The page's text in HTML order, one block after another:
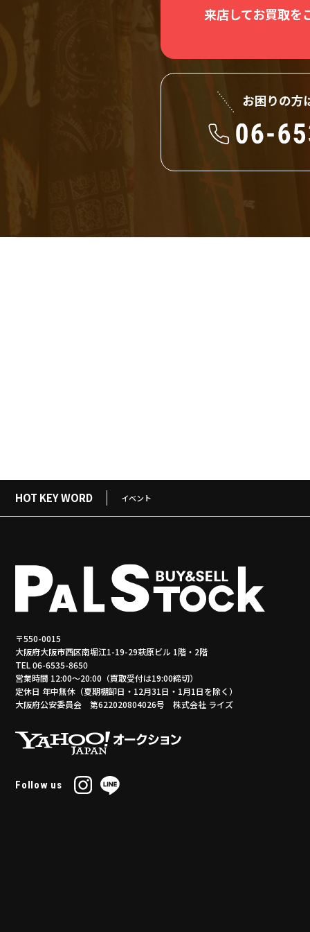
来店してお買取を
HOT KEY WORD イベント
〒550-0015
大阪府大阪市西区南堀江1-19-29萩原ビル 1階・2階
TEL 06-6535-8650
営業時間 12:00～20:00（買取受付は19:00締切）
定休日 年中無休（夏期棚卸日・12月31日・1月1日を除く）
大阪府公安委員会 第622020804026号 株式会社 ライズ
Follow us